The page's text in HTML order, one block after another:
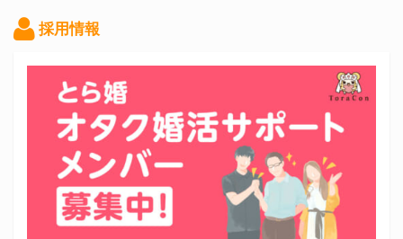
採用情報